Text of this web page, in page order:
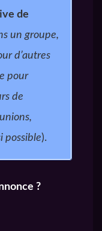
de
un groupe,
d’autres
pour
de
possible).
?